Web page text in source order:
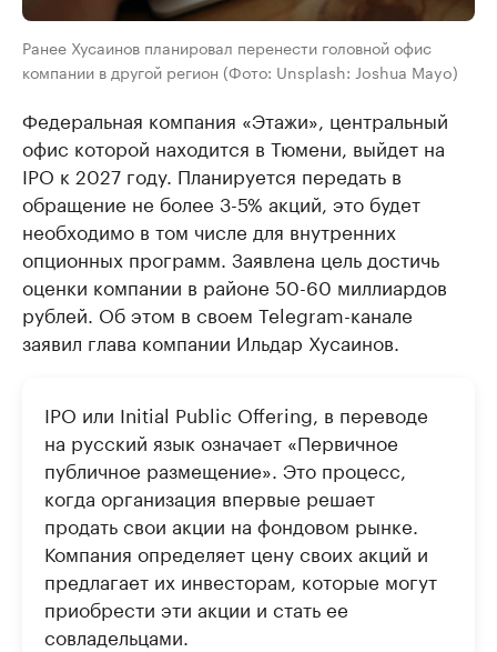
Ранее Хусаинов планировал перенести головной офис
компании в другой регион (Фото: Unsplash: Joshua Mayo)
Федеральная компания «Этажи», центральный
офис которой находится в Тюмени, выйдет на
IPO к 2027 году. Планируется передать в
обращение не более 3-5% акций, это будет
необходимо в том числе для внутренних
опционных программ. Заявлена цель достичь
оценки компании в районе 50-60 миллиардов
рублей. Об этом в своем Telegram-канале
заявил глава компании Ильдар Хусаинов.
IPO или Initial Public Offering, в переводе
на русский язык означает «Первичное
публичное размещение». Это процесс,
когда организация впервые решает
продать свои акции на фондовом рынке.
Компания определяет цену своих акций и
предлагает их инвесторам, которые могут
приобрести эти акции и стать ее
совладельцами.